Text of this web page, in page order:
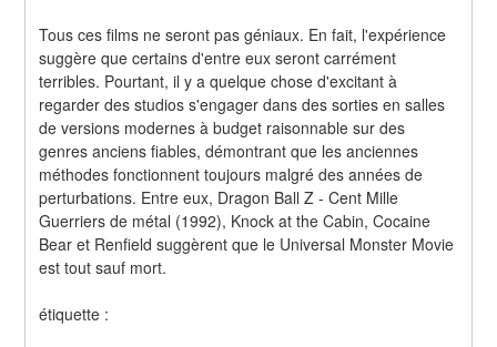
Tous ces films ne seront pas géniaux. En fait, l'expérience
suggère que certains d'entre eux seront carrément
terribles. Pourtant, il y a quelque chose d'excitant à
regarder des studios s'engager dans des sorties en salles
de versions modernes à budget raisonnable sur des
genres anciens fiables, démontrant que les anciennes
méthodes fonctionnent toujours malgré des années de
perturbations. Entre eux, Dragon Ball Z - Cent Mille
Guerriers de métal (1992), Knock at the Cabin, Cocaine
Bear et Renfield suggèrent que le Universal Monster Movie
est tout sauf mort.
étiquette :